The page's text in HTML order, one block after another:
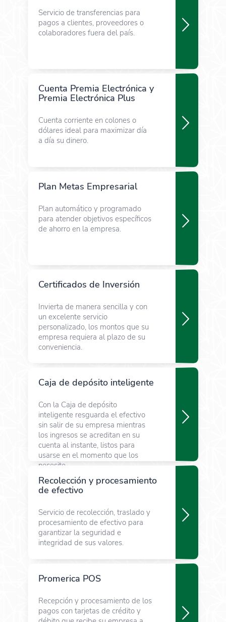
Servicio de transferencias para
pagos a clientes, proveedores o
colaboradores fuera del país.
Cuenta Premia Electrónica y
Premia Electrónica Plus
Cuenta corriente en colones o
dólares ideal para maximizar día
a día su dinero.
Plan Metas Empresarial
Plan automático y programado
para atender objetivos específicos
de ahorro en la empresa.
Certificados de Inversión
Invierta de manera sencilla y con
un excelente servicio
personalizado, los montos que su
empresa requiera al plazo de su
conveniencia.
Caja de depósito inteligente
Con la Caja de depósito
inteligente resguarda el efectivo
sin salir de su empresa mientras
los ingresos se acreditan en su
cuenta al instante, listos para
usarse en el momento que los
necesite.
Recolección y procesamiento
de efectivo
Servicio de recolección, traslado y
procesamiento de efectivo para
garantizar la seguridad e
integridad de sus valores.
Promerica POS
Recepción y procesamiento de los
pagos con tarjetas de crédito y